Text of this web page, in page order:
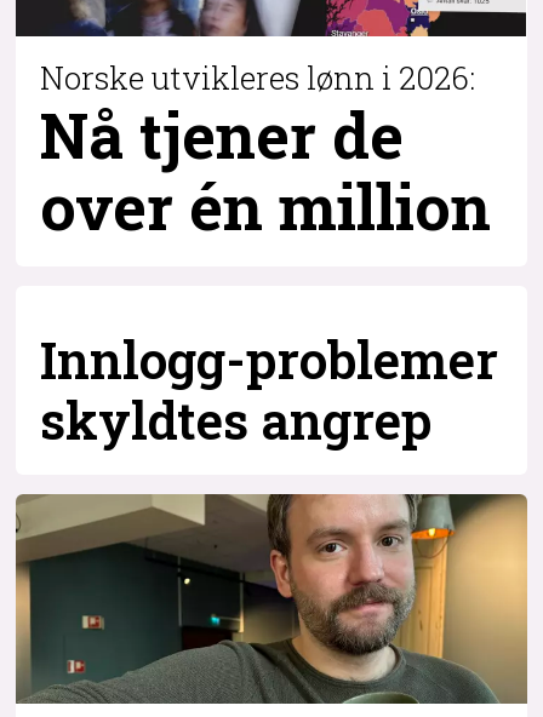
Norske utvikleres lønn i 2026:
Nå tjener de
over én million
Innlogg-problemer
skyldtes angrep